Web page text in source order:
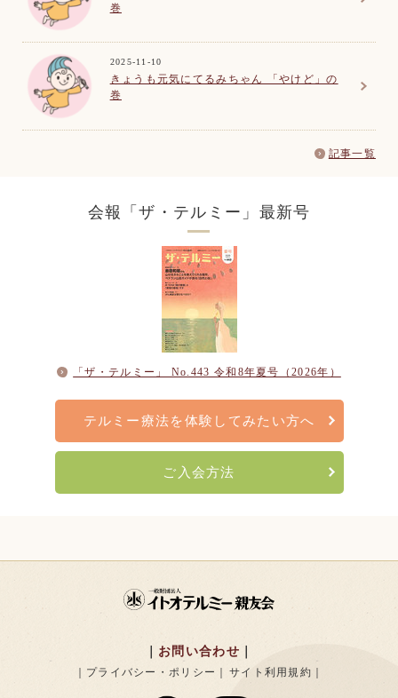
巻
2025-11-10
きょうも元気にてるみちゃん 「やけど」の
巻
記事一覧
会報「ザ・テルミー」 最新号
「ザ・テルミー」 No.443 令和8年夏号（2026年）
テルミー療法を体験してみたい方へ
ご入会方法
お問い合わせ
プライバシー・ポリシー サイト利用規約